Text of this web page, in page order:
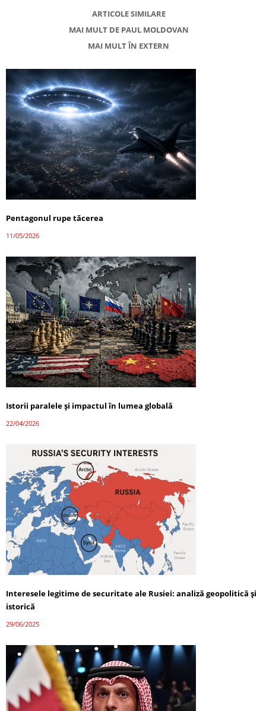
ARTICOLE SIMILARE
MAI MULT DE PAUL MOLDOVAN
MAI MULT ÎN EXTERN
Pentagonul rupe tăcerea
11/05/2026
Istorii paralele și impactul în lumea globală
22/04/2026
Interesele legitime de securitate ale Rusiei: analiză geopolitică și
istorică
29/06/2025